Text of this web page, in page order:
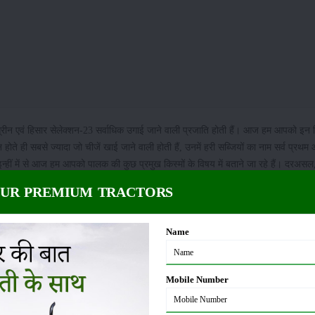
एवं हिसार सेलेक्शन-23 सर्वाधिक उगाई जाने वाली प्रजाति होती हैं। आज हम आपको इन
ही सबसे ज्यादा जो चीजें खाई जाने वाली होती हैं, उनमें हरी सब्जियों का नाम सर्व प्रथम
में से आज हम आपको पालक की कुछ प्रमुख किस्मों के विषय में बताने जा रहे हैं।
है।
पर इसकी पत्तियाँ मुलायम होकर कटाई के लिए तैयार हो जाती हैं। बतादें कि
देती है। ठंड के मौसम में तकरीबन ढाई माह उपरांत बीज और डंठल आते हैं।
प्रदान कर सकती है
PREMIUM TRACTORS
Name
Mobile Number